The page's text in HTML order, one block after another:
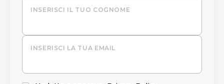
INSERISCI IL TUO COGNOME
INSERISCI LA TUA EMAIL